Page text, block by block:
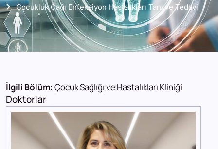
Çocukluk Çağı Enfeksiyon Hastalıkları Tanı ve Tedavi
İlgili Bölüm: Çocuk Sağlığı ve Hastalıkları Kliniği
Doktorlar